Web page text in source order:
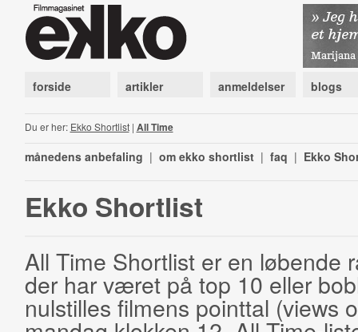
forside artikler anmeldelser blogs
Du er her: Ekko Shortlist| All Time
månedens anbefaling | om ekko shortlist | faq | Ekko
Ekko Shortlist
All Time Shortlist er en løbende
der har været på top 10 eller
nulstilles filmens pointtal (views